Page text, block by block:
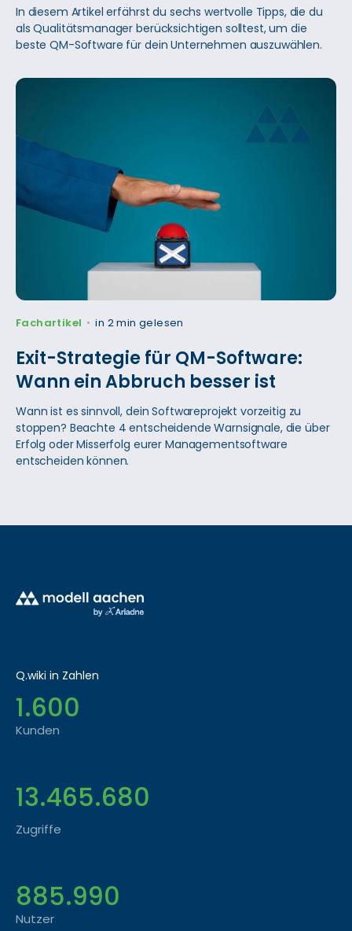
In diesem Artikel erfährst du sechs wertvolle Tipps, die du
als Qualitätsmanager berücksichtigen solltest, um die
beste QM-Software für dein Unternehmen auszuwählen.
Fachartikel •in 2 min gelesen
Exit-Strategie für QM-Software:
Wann ein Abbruch besser ist
Wann ist es sinnvoll, dein Softwareprojekt vorzeitig zu
stoppen? Beachte 4 entscheidende Warnsignale, die über
Erfolg oder Misserfolg eurer Managementsoftware
entscheiden können.
Q.wiki in Zahlen
1.600
Kunden
13.465.680
Zugriffe
885.990
Nutzer